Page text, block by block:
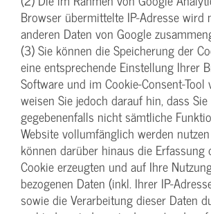
Browser übermittelte IP-Adresse wird
anderen Daten von Google
(3) Sie können die Speicherung der
eine entsprechende Einstellung Ihrer
Software und im Cookie-Consent-
weisen Sie jedoch darauf hin, dass
gegebenenfalls nicht sämtliche
Website vollumfänglich werden
können darüber hinaus die Erfassung
Cookie erzeugten und auf Ihre
bezogenen Daten (inkl. Ihrer IP-
sowie die Verarbeitung dieser Daten